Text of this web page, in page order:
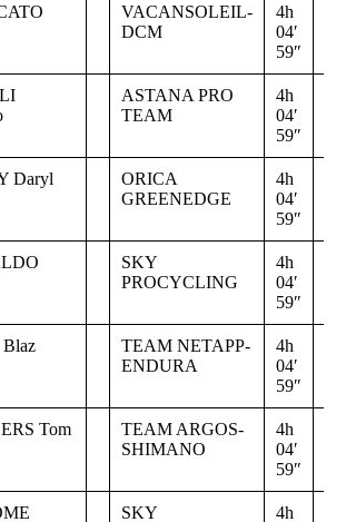
VACANSOLEIL-
DCM
4h
04′
59″
ASTANA PRO
TEAM
4h
04′
59″
Daryl
ORICA
GREENEDGE
4h
04′
59″
SKY
PROCYCLING
4h
04′
59″
TEAM NETAPP-
ENDURA
4h
04′
59″
Tom
TEAM ARGOS-
SHIMANO
4h
04′
59″
SKY 4h